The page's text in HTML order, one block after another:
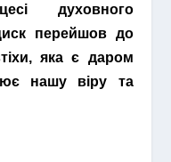
духовного
перейшов до
яка є даром
нашу віру та